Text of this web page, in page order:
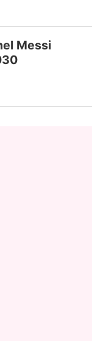
Messi